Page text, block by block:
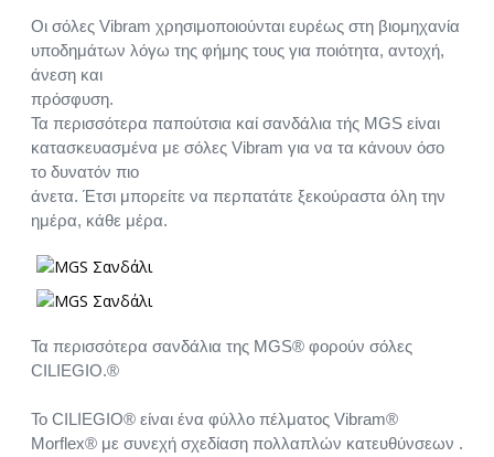
Οι σόλες Vibram χρησιμοποιούνται ευρέως στη βιομηχανία
υποδημάτων λόγω της φήμης τους για ποιότητα, αντοχή,
άνεση και
πρόσφυση.
Τα περισσότερα παπούτσια καί σανδάλια τής MGS είναι
κατασκευασμένα με σόλες Vibram για να τα κάνουν όσο
το δυνατόν πιο
άνετα. Έτσι μπορείτε να περπατάτε ξεκούραστα όλη την
ημέρα, κάθε μέρα.
Τα περισσότερα σανδάλια της MGS® φορούν σόλες
CILIEGIO.®
Το CILIEGIO® είναι ένα φύλλο πέλματος Vibram®
Morflex® με συνεχή σχεδίαση πολλαπλών κατευθύνσεων .